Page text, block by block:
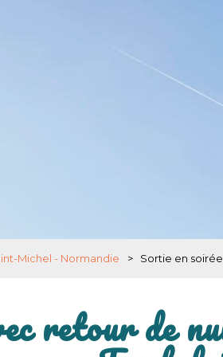
Michel - Normandie > Sortie en
retour de